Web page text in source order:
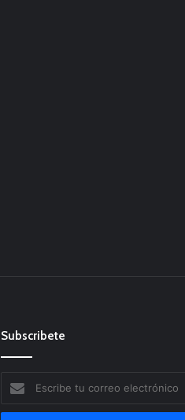
Subscribete
tu
correo